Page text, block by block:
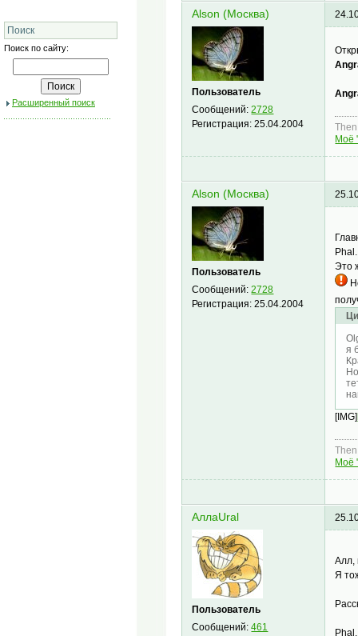
Поиск
Поиск по сайту:
Расширенный поиск
Alson (Москва)
Пользователь
Сообщений:2728
Регистрация:25.04.2004
Моё
Alson (Москва)
Пользователь
Сообщений:2728
Регистрация:25.04.2004
Это
я
[IMG]
Моё
АллаUral
Пользователь
Сообщений:461
Алл,
Я